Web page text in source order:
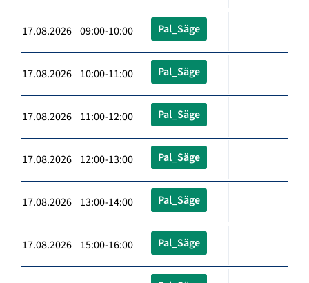
17.08.2026 09:00-10:00 Pal_Säge
17.08.2026 10:00-11:00 Pal_Säge
17.08.2026 11:00-12:00 Pal_Säge
17.08.2026 12:00-13:00 Pal_Säge
17.08.2026 13:00-14:00 Pal_Säge
17.08.2026 15:00-16:00 Pal_Säge